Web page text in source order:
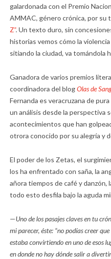
galardonada con el Premio
AMMAC, género crónica, por su
Z”. Un texto duro, sin
historias vemos cómo la
sitiando la ciudad, va tomándola
Ganadora de varios premios
coordinadora del blogOlas de
Fernanda es veracruzana de
un análisis desde la perspectiva
acontecimientos que han
otrora conocido por su alegría y
El poder de los Zetas, el
los ha enfrentado con saña, la
añora tiempos de café y danzón,
todo esto desfila bajo la aguda
—Uno de los pasajes claves en tu
mi parecer, éste: “no podías creer
estaba convirtiendo en uno de esos
en donde no hay dónde salir a